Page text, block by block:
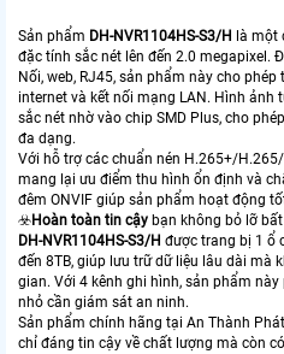
Sản phẩm DH-NVR1104HS-S3/H là một
đặc tính sắc nét lên đến 2.0 megapixel.
Nối, web, RJ45, sản phẩm này cho
internet và kết nối mạng LAN. Hình ảnh
sắc nét nhờ vào chip SMD Plus, cho
đa dạng.
Với hỗ trợ các chuẩn nén H.265+/
mang lại ưu điểm thu hình ổn định và
đêm ONVIF giúp sản phẩm hoạt động
☣️Hoàn toàn tin cậy bạn không bỏ lỡ
DH-NVR1104HS-S3/H được trang bị 1 ổ
đến 8TB, giúp lưu trữ dữ liệu lâu dài mà
gian. Với 4 kênh ghi hình, sản phẩm
nhỏ cần giám sát an ninh.
Sản phẩm chính hãng tại An Thành
chỉ đáng tin cậy về chất lượng mà còn